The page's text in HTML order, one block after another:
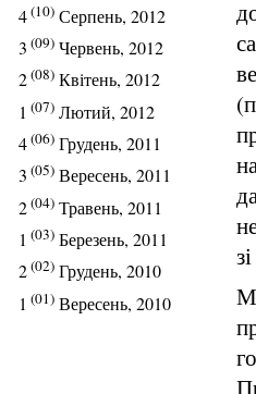
4(10) Серпень, 2012
3 (09) Червень, 2012
2(08) Квітень, 2012
1 (07) Лютий, 2012
4(06) Грудень, 2011
3 (05) Вересень, 2011
2(04) Травень, 2011
1 (03) Березень, 2011
2(02) Грудень, 2010
1 (01) Вересень, 2010